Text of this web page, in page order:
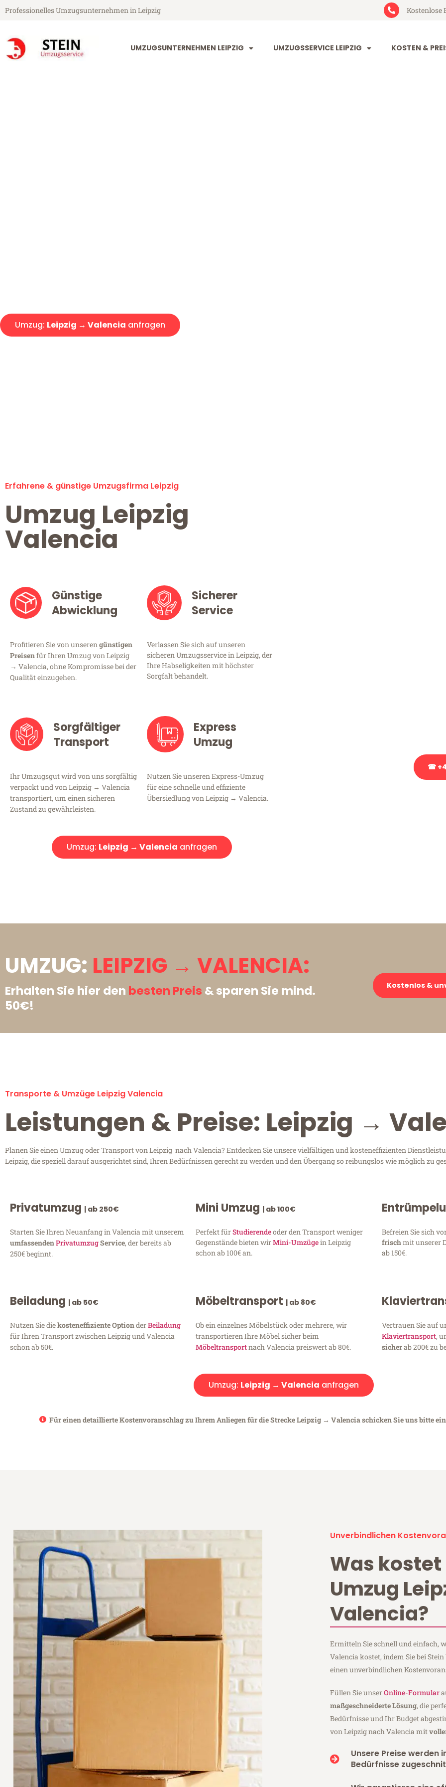
Professionelles Umzugsunternehmen in Leipzig Kostenlose
UMZUGSUNTERNEHMEN LEIPZIG UMZUGSSERVICE LEIPZIG KOSTEN &
Umzug: Leipzig → Valencia anfragen
Erfahrene & günstige Umzugsfirma Leipzig
Umzug Leipzig
Valencia
Günstige
Abwicklung
Profitieren Sie von unserengünstigen
Preisenfür Ihren Umzug von Leipzig
→ Valencia, ohne Kompromisse bei der
Qualität einzugehen.
Sicherer
Service
Verlassen Sie sich auf unseren
sicheren Umzugsservice in Leipzig, der
Ihre Habseligkeiten mit höchster
Sorgfalt behandelt.
Sorgfältiger
Transport
Ihr Umzugsgut wird von uns sorgfältig
verpackt und von Leipzig → Valencia
transportiert, um einen sicheren
Zustand zu gewährleisten.
Express
Umzug
Nutzen Sie unseren Express-Umzug
für eine schnelle und effiziente
Übersiedlung von Leipzig → Valencia.
Umzug: Leipzig → Valencia anfragen
☎
UMZUG: LEIPZIG → VALENCIA:
Erhalten Sie hier den besten Preis & sparen Sie mind.
50€!
Kostenlos &
Transporte & Umzüge Leipzig Valencia
Leistungen & Preise: Leipzig →
Planen Sie einen Umzug oder Transport von Leipzig nach Valencia? Entdecken Sie unsere vielfältigen und kosteneffizienten
Leipzig, die speziell darauf ausgerichtet sind, Ihren Bedürfnissen gerecht zu werden und den Übergang so reibungslos wie möglich zu
Privatumzug | ab 250€
Starten Sie Ihren Neuanfang in Valencia mit unserem
umfassendenPrivatumzugService, der bereits ab
250€ beginnt.
Mini Umzug | ab 100€
Perfekt fürStudierendeoder den Transport weniger
Gegenstände bieten wirMini-Umzügein Leipzig
schon ab 100€ an.
Befreien Sie sich
frischmit unserer
ab 150€.
Beiladung | ab 50€
Nutzen Sie diekosteneffiziente OptionderBeiladung
für Ihren Transport zwischen Leipzig und Valencia
schon ab 50€.
Möbeltransport | ab 80€
Ob ein einzelnes Möbelstück oder mehrere, wir
transportieren Ihre Möbel sicher beim
Möbeltransportnach Valencia preiswert ab 80€.
Vertrauen Sie auf
Klaviertransport,
sicherab 200€ zu
Umzug: Leipzig → Valencia anfragen
Für einen detaillierte Kostenvoranschlag zu Ihrem Anliegen für die Strecke Leipzig → Valencia schicken Sie uns bitte
Unverbindlichen
Was kostet
Umzug
Valencia?
Ermitteln Sie schnell und einfach,
Valencia kostet, indem Sie bei
einen unverbindlichen
Füllen Sie unserOnline-Formular
maßgeschneiderte Lösung, die
Bedürfnisse und Ihr Budget
von Leipzig nach Valencia mit
Unsere Preise werden
Bedürfnisse